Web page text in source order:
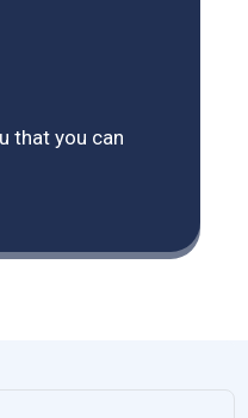
that you can